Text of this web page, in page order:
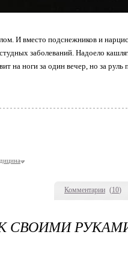
Комментарии (10)
И вместо подснежников и
заболеваний. Надоело
на ноги за один вечер, но за руль
СВОИМИ